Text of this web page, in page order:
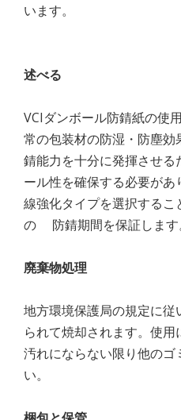
います。
述べる
VCIダンボール防錆紙
常の包装材の防湿・防塵
錆能力を十分に発揮させ
ール性を確保する必要が
線強化タイプを選択するこ
の 防錆期間を保証します
廃棄物処理
地方環境保護局の規定に
られて焼却されます。使用
汚れにならない限り他のゴ
い。